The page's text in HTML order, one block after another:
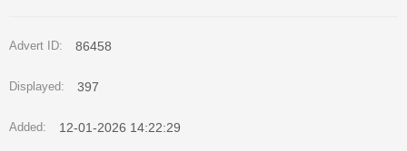
Advert ID: 86458
Displayed: 397
Added: 12-01-2026 14:22:29